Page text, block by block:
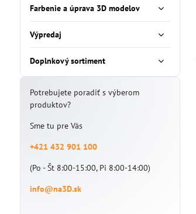
Farbenie a úprava 3D modelov
Výpredaj
Doplnkový sortiment
Potrebujete poradiť s výberom
produktov?
Sme tu pre Vás
+421 432 901 100
(Po - Št 8:00-15:00, Pi 8:00-14:00)
info@na3D.sk